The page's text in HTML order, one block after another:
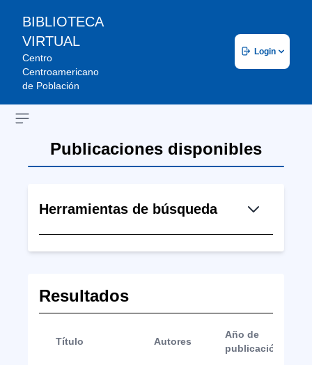
BIBLIOTECA
VIRTUAL
Centro
Centroamericano
de Población
Login
Open sidebar
Publicaciones disponibles
Herramientas de búsqueda
Resultados
Título Autores
Año de
publicación